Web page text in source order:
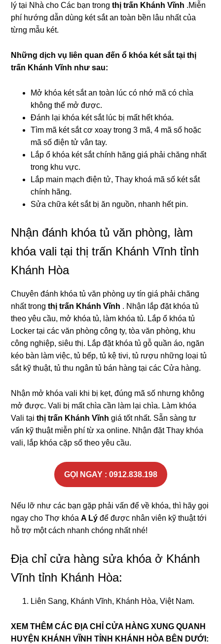
lý tại Nhà cho Các bạn trongthị trấn Khánh Vĩnh .Miễn
phí hướng dẫn dùng két sắt an toàn bền lâu nhất của
từng mẫu két.
Những dịch vụ liên quan đến ổ khóa két sắt tại thị
trấn Khánh Vĩnh như sau:
Mở khóa két sắt an toàn lúc có nhớ mã có chìa
không thể mở được.
Đánh lại khóa két sắt lúc bị mất hết khóa.
Tìm mã két sắt cơ xoay trong 3 mã, 4 mã số hoặc
mã số điện tử vân tay.
Lắp ổ khóa két sắt chính hãng giá phải chăng nhất
trong khu vực.
Lắp main mạch điện tử, Thay khoá mã số két sắt
chính hãng.
Sửa chữa két sắt bị ăn nguồn, nhanh hết pin.
Nhận đánh khóa tủ văn phòng, làm
khóa vali tại thị trấn Khánh Vĩnh tỉnh
Khánh Hòa
Chuyên đánh khóa tủ văn phòng uy tín giá phải chăng
nhất trongthị trấn Khánh Vĩnh . Nhận lắp đặt khóa tủ
theo yêu cầu, mở khóa tủ, làm khóa tủ. Lắp ổ khóa tủ
Locker tại các văn phòng công ty, tòa văn phòng, khu
công nghiệp, siêu thị. Lắp đặt khóa tủ gỗ quần áo, ngăn
kéo bàn làm việc, tủ bếp, tủ kệ tivi, tủ rượu những loại tủ
sắt kỹ thuật, tủ thu ngân tủ bán hàng tại các Cửa hàng.
Nhận mở khóa vali khi bị kẹt, đúng mã số nhưng không
mở được. Vali bị mất chìa cần làm lại chìa. Làm khóa
Vali tạithị trấn Khánh Vĩnhgiá tốt nhất. Sẵn sàng tư
vấn kỹ thuật miễn phí từ xa online. Nhận đặt Thay khóa
vali, lắp khóa cặp số theo yêu cầu.
GỌI NGAY : 0912.838.198
Nếu lỡ như các bạn gặp phải vấn để về khóa, thì hãy gọi
ngay cho Thợ khóaA Lýđể được nhân viên kỹ thuật tới
hỗ trợ một cách nhanh chóng nhất nhé!
Địa chỉ cửa hàng sửa khóa ở Khánh
Vĩnh tỉnh Khánh Hòa:
Liên Sang, Khánh Vĩnh, Khánh Hòa, Việt Nam.
XEM THÊM CÁC ĐỊA CHỈ CỬA HÀNG XUNG QUANH
HUYỆN KHÁNH VĨNH TỈNH KHÁNH HÒA BÊN DƯỚI: